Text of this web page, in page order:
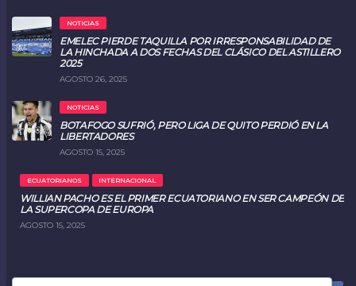
NOTICIAS
EMELEC PIERDE TAQUILLA POR IRRESPONSABILIDAD DE
LA HINCHADA A DOS FECHAS DEL CLÁSICO DEL ASTILLERO
2025
AGOSTO 26, 2025
NOTICIAS
BOTAFOGO SUFRIÓ, PERO LIGA DE QUITO PERDIÓ EN LA
LIBERTADORES
AGOSTO 15, 2025
ECUATORIANOS INTERNACIONAL
WILLIAN PACHO ES EL PRIMER ECUATORIANO EN SER CAMPEÓN DE
LA SUPERCOPA DE EUROPA
AGOSTO 15, 2025